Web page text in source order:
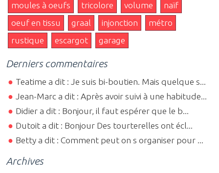
moules à oeufs
tricolore volume
naïf
oeuf en tissu
graal injonction
métro
rustique
escargot garage
Derniers commentaires
Teatime a dit : Je suis bi-boutien. Mais quelque s...
Jean-Marc a dit : Après avoir suivi à une habitude...
Didier a dit : Bonjour, il faut espérer que le b...
Dutoit a dit : Bonjour Des tourterelles ont écl...
Betty a dit : Comment peut on s organiser pour ...
Archives